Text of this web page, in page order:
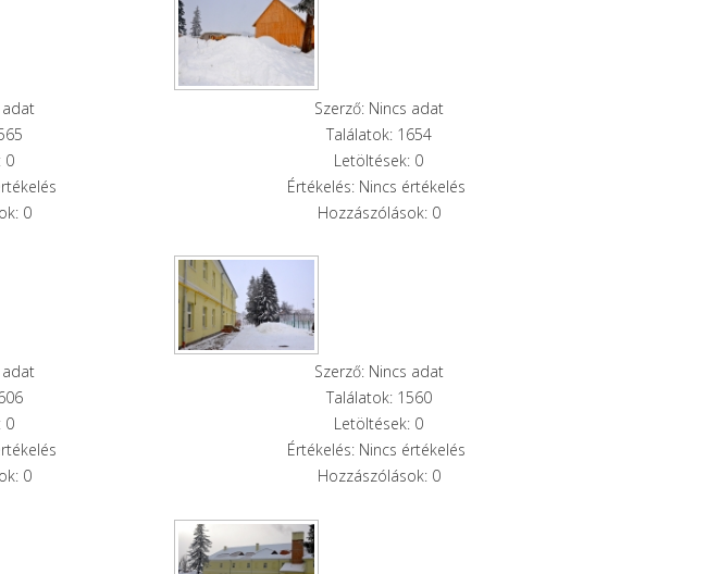
adat
0
0
Szerző: Nincs adat
Találatok: 1654
Letöltések: 0
Értékelés: Nincs értékelés
Hozzászólások: 0
adat
0
0
Szerző: Nincs adat
Találatok: 1560
Letöltések: 0
Értékelés: Nincs értékelés
Hozzászólások: 0